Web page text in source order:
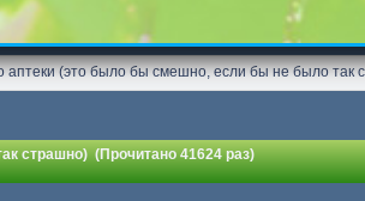
аптеки (это было бы смешно, если бы не было так
страшно) (Прочитано 41624 раз)